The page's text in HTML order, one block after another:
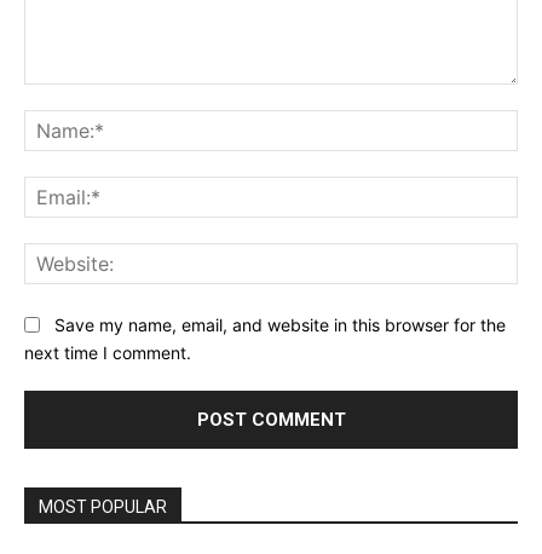
Save my name, email, and website in this browser for the
next time I comment.
MOST POPULAR